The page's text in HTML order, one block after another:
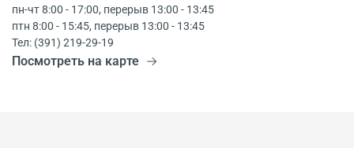
пн-чт 8:00 - 17:00, перерыв 13:00 - 13:45
птн 8:00 - 15:45, перерыв 13:00 - 13:45
Тел: (391) 219-29-19
Посмотреть на карте